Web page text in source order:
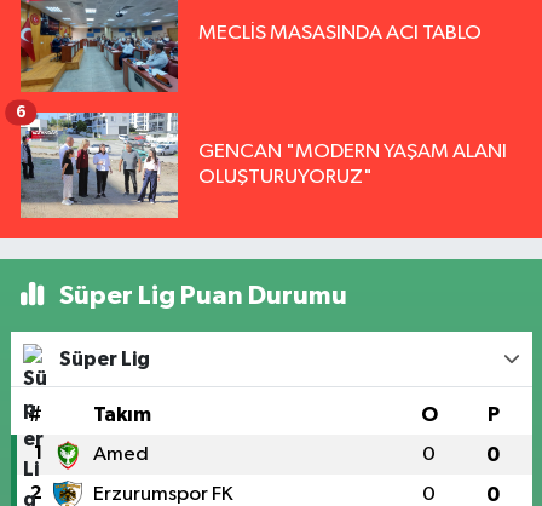
MECLİS MASASINDA ACI TABLO
GENCAN "MODERN YAŞAM ALANI
OLUŞTURUYORUZ"
6
Süper Lig Puan Durumu
Süper Lig
# Takım O P
1 Amed 0 0
2 Erzurumspor FK 0 0